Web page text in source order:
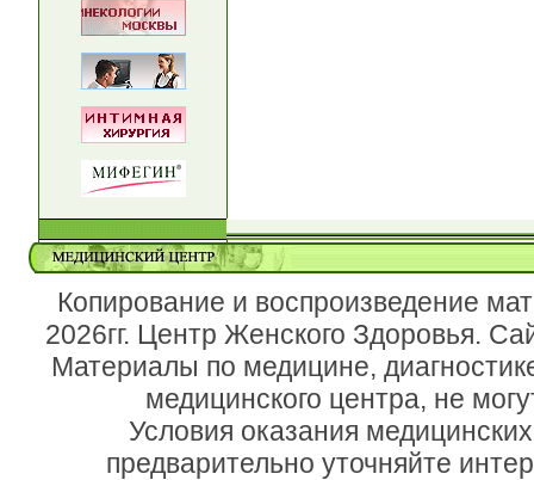
Копирование и воспроизведение
2026гг. Центр Женского Здоровья.
Материалы по медицине,
медицинского центра, не
Условия оказания
предварительно уточняйте